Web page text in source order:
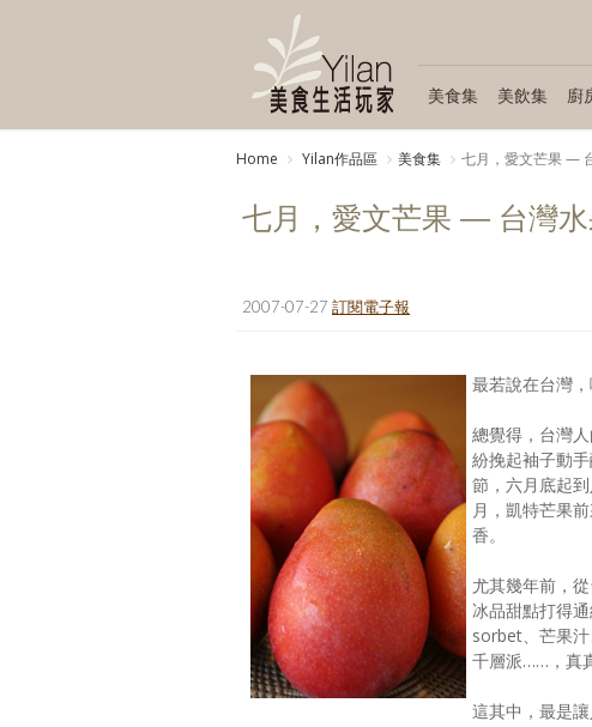
美食集 美飲集 廚
Home Yilan作品區 美食集 七月，愛文芒果 —
七月，愛文芒果 — 台灣
2007-07-27 訂閱電子報
最若說在台灣
總覺得，台灣
紛挽起袖子動
節，六月底起
月，凱特芒果
香。
尤其幾年前，
冰品甜點打得
sorbet、芒果
千層派……，真
這其中，最是